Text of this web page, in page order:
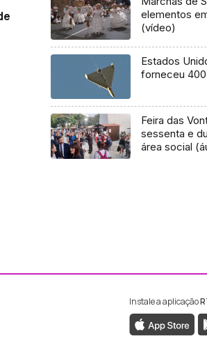
elementos
(vídeo)
Estados
forneceu
Feira das
sessenta e
área social
Facebook da RTP
ao Instagram da RTP
Instale a aplicação